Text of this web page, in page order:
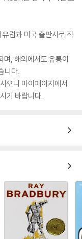
럽과 미국 출판사로 직
며, 해외에서도 유통이
니다.
오니 마이페이지에서
기 바랍니다.